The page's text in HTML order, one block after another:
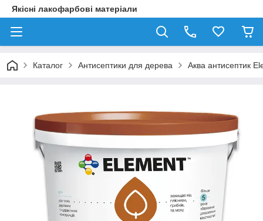
Якісні лакофарбові матеріали
Каталог Антисептики для дерева Аква антисептик